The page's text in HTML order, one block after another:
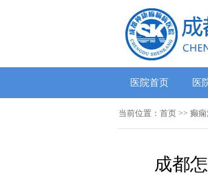
医院首页 医
当前位置： 首页 >> 癫
成都